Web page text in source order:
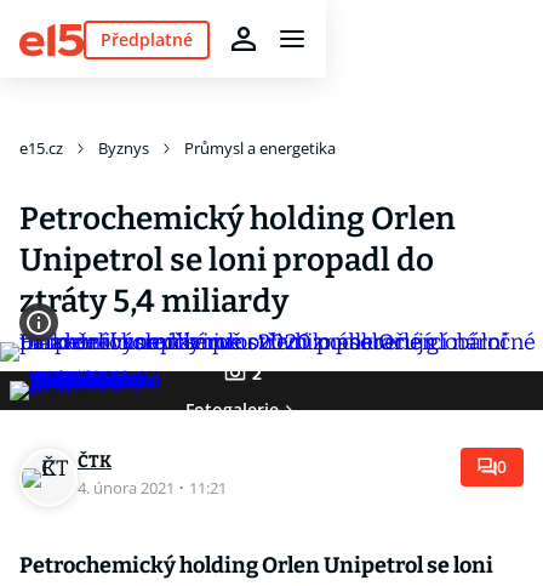
Předplatné
e15.cz Byznys Průmysl a energetika
Petrochemický holding Orlen
Unipetrol se loni propadl do
ztráty 5,4 miliardy
2
Fotogalerie
ČTK
4. února 2021 · 11:21
0
Petrochemický holding Orlen Unipetrol se loni